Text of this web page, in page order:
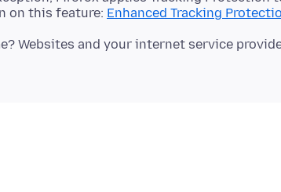
on this feature: Enhanced Tracking
Websites and your internet service